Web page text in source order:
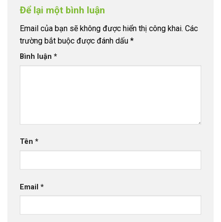
Để lại một bình luận
Email của bạn sẽ không được hiển thị công khai. Các
trường bắt buộc được đánh dấu *
Bình luận *
Tên *
Email *